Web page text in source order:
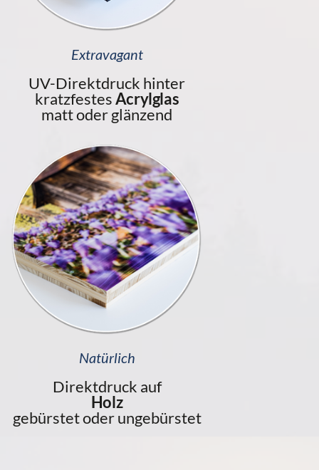
Extravagant
UV-Direktdruck hinter
kratzfestesAcrylglas
matt oder glänzend
Natürlich
Direktdruck auf
Holz
gebürstet oder ungebürstet